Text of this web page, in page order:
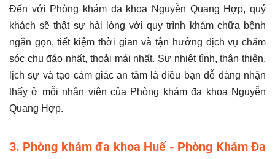
Đến với Phòng khám đa khoa Nguyễn Quang Hợp, quý
khách sẽ thật sự hài lòng với quy trình khám chữa bệnh
ngắn gọn, tiết kiệm thời gian và tận hưởng dịch vụ chăm
sóc chu đáo nhất, thoải mái nhất. Sự nhiệt tình, thân thiện,
lịch sự và tạo cảm giác an tâm là điều bạn dễ dàng nhận
thấy ở mỗi nhân viên của Phòng khám đa khoa Nguyễn
Quang Hợp.
3. Phòng khám đa khoa Huế - Phòng Khám Đa